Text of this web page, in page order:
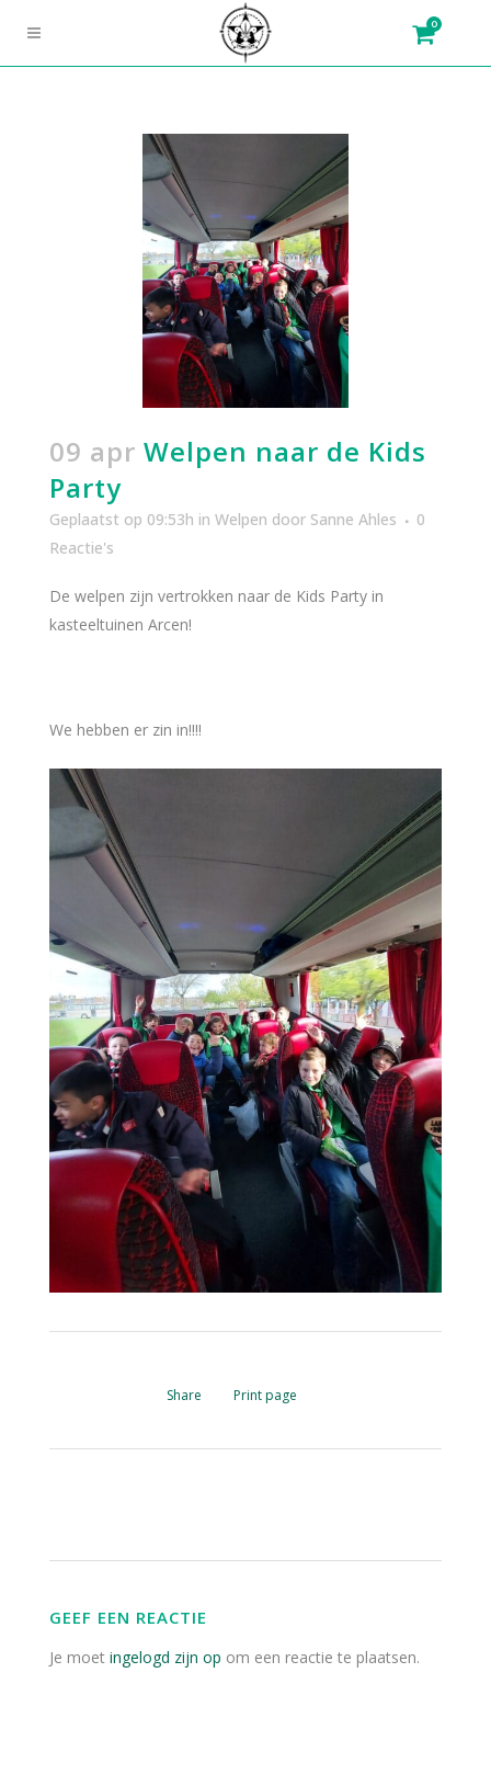
0
09 apr Welpen naar de Kids
Party
Geplaatst op 09:53h in Welpen door Sanne Ahles
0
Reactie's
De welpen zijn vertrokken naar de Kids Party in
kasteeltuinen Arcen!
We hebben er zin in!!!!
Share Print page
GEEF EEN REACTIE
Je moet ingelogd zijn op om een reactie te plaatsen.